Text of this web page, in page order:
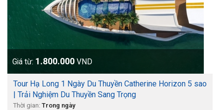
Giá từ: 1.800.000 VND
Tour Hạ Long 1 Ngày Du Thuyền Catherine Horizon 5 sao
| Trải Nghiệm Du Thuyền Sang Trọng
Thời gian: Trong ngày